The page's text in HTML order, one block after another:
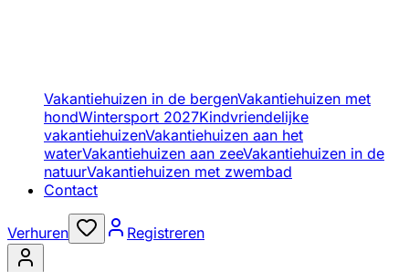
Vakantiehuizen in de bergenVakantiehuizen met
hondWintersport 2027Kindvriendelijke
vakantiehuizenVakantiehuizen aan het
waterVakantiehuizen aan zeeVakantiehuizen in de
natuurVakantiehuizen met zwembad
Contact
Verhuren Registreren